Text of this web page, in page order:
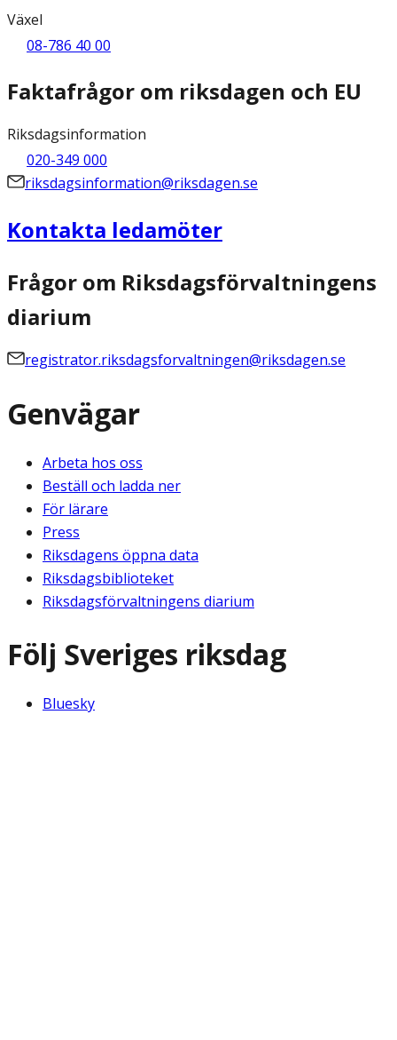
Växel
08-786 40 00
Faktafrågor om riksdagen och EU
Riksdagsinformation
020-349 000
riksdagsinformation@riksdagen.se
Kontakta ledamöter
Frågor om Riksdagsförvaltningens
diarium
registrator.riksdagsforvaltningen@riksdagen.se
Genvägar
Arbeta hos oss
Beställ och ladda ner
För lärare
Press
Riksdagens öppna data
Riksdagsbiblioteket
Riksdagsförvaltningens diarium
Följ Sveriges riksdag
Bluesky